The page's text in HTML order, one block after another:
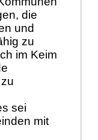
die
und
zu
im Keim
sei
mit